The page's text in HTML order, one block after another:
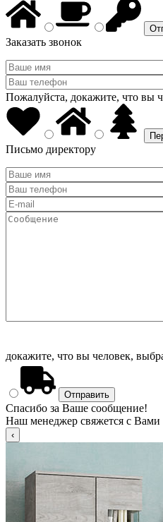
Заказать звонок
Пожалуйста, докажите, что вы
Письмо директору
докажите, что вы человек,
Спасибо за Ваше сообщение!
Наш менеджер свяжется с